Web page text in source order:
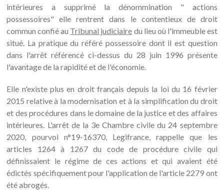
intérieures a supprimé la dénommination " actions
possessoires" elle rentrent dans le contentieux de droit
commun confié au Tribunal judiciaire du lieu où l'immeuble est
situé. La pratique du référé possessoire dont il est question
dans l'arrêt référencé ci-dessus du 28 juin 1996 présente
l'avantage de la rapidité et de l'économie.
Elle n'existe plus en droit français depuis la loi du 16 février
2015 relative à la modernisation et à la simplification du droit
et des procédures dans le domaine de la justice et des affaires
intérieures. L'arrêt de la 3e Chambre civile du 24 septembre
2020, pourvoi n°19-16370, Legifrance, rappelle que les
articles 1264 à 1267 du code de procédure civile qui
définissaient le régime de ces actions et qui avaient été
édictés spécifiquement pour l'application de l'article 2279 ont
été abrogés.